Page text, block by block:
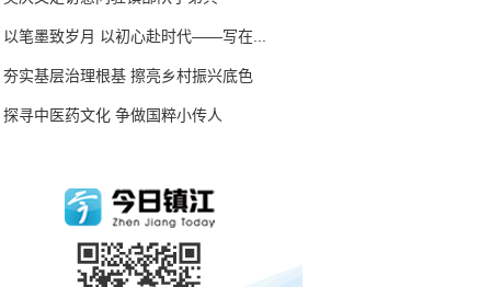
以笔墨致岁月 以初心赴时代——写在...
夯实基层治理根基 擦亮乡村振兴底色
探寻中医药文化 争做国粹小传人